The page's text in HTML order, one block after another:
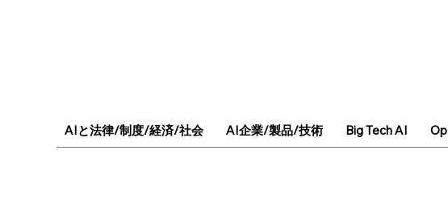
AIと法律/制度/経済/社会 AI企業/製品/技術 Big Tech AI